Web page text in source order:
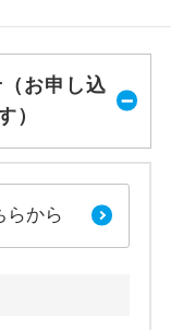
お申し込
）
らから